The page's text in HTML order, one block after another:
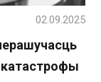
02.09.2025